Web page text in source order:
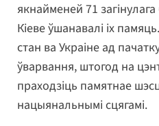
якнайменей 71
Кіеве ўшанавалі іх
стан ва Украіне ад
ўварвання, штогод на
праходзіць памятнае
нацыянальнымі сцягамі.